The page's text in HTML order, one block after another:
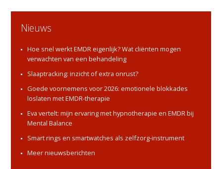
Nieuws
Hoe snel werkt EMDR eigenlijk? Wat cliënten mogen
verwachten van een behandeling
Slaaptracking: inzicht of extra onrust?
Goede voornemens voor 2026: emotionele blokkades
loslaten met EMDR-therapie
Eva vertelt: mijn ervaring met hypnotherapie en EMDR bij
Mental Balance
Smart rings en smartwatches als zelfzorg-instrument
Meer nieuwsberichten